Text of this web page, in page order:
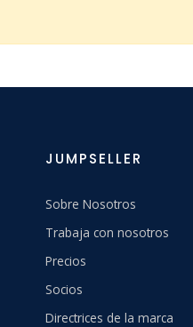
JUMPSELLER
Sobre Nosotros
Trabaja con nosotros
Precios
Socios
Directrices de la marca